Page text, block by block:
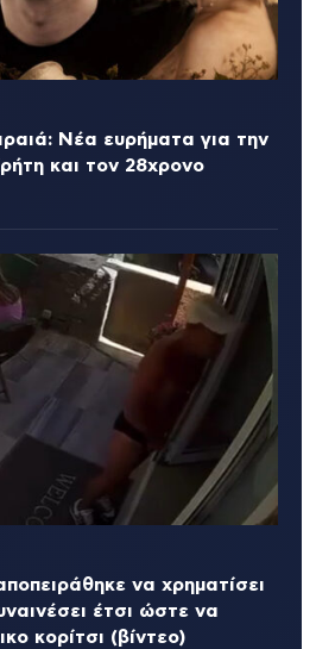
Νέα ευρήματα για την
και τον 28χρονο
να χρηματίσει
έτσι ώστε να
κορίτσι (βίντεο)